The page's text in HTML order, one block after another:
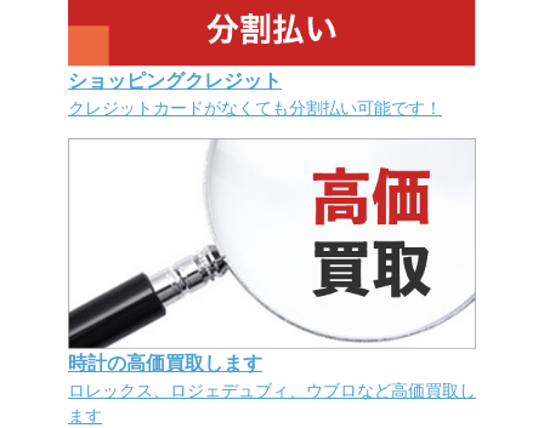
ショッピングクレジット
クレジットカードがなくても分割払い可能です！
時計の高価買取します
ロレックス、ロジェデュブィ、ウブロなど高価買取し
ます